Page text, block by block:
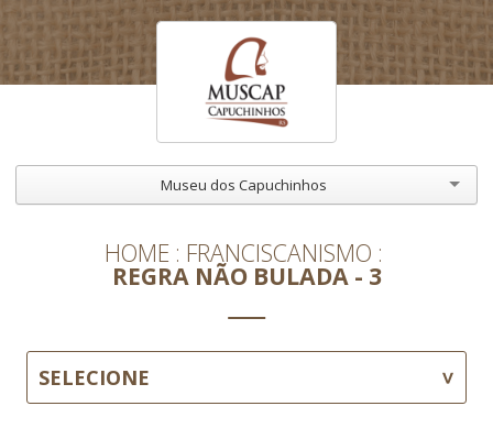
Museu dos Capuchinhos
HOME FRANCISCANISMO
REGRA NÃO BULADA - 3
SELECIONE